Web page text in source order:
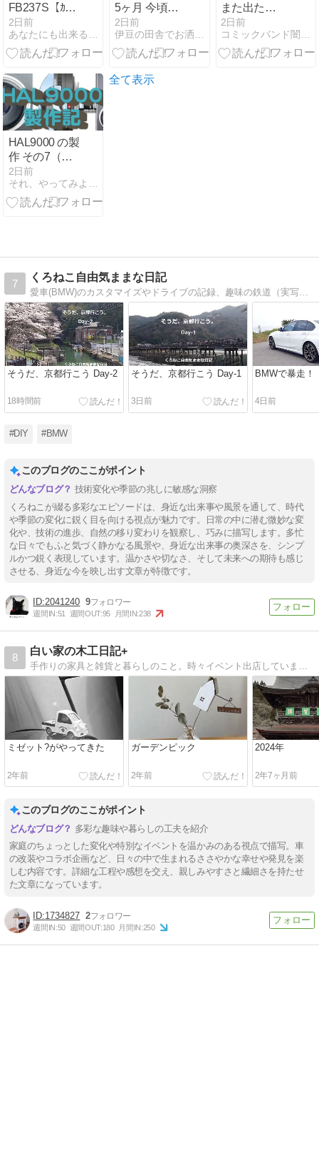
FB237S【ｶｰﾄ
ﾘｯｼﾞ交換方
法】 台所 切替
ｼｬﾜｰ付ｼﾝｸﾞﾙﾚ
＜水が止まら
ない。＞修理
方法 ※ﾀｶﾗｽﾀﾝ
ﾀﾞｰﾄﾞ製ｼｽﾃﾑｷｯ
ﾁﾝ用水栓
2日前
あなたにも出来るかも？水道修理のブログ
5ヶ月 今頃実
って大丈夫？
と毎年心配に
なります
2日前
伊豆の田舎でお洒落に暮らす
また出た
な！？憎い緑
のアンチクシ
ョウ！
2日前
コミックバンド闇鍋 鍋汁研究室
HAL9000 の製
作 その7（魚
眼レンズの試
作）
2日前
それ、やってみよう！
全て表示
7
くろねこ自由気ままな日記
そうだ、京都行こう Day-2
18時間前
そうだ、京都行こう Day-1
3日前
BMWで暴走！
4日前
#DIY #BMW
このブログのここがポイント
技術変化や季節の兆しに敏感な洞察
くろねこが綴る多彩なエピソードは、身近な出来事や風景を通して、時代
や季節の変化に鋭く目を向ける視点が魅力です。日常の中に潜む微妙な変
化や、技術の進歩、自然の移り変わりを観察し、巧みに描写します。多忙
な日々でもふと気づく静かなる風景や、身近な出来事の奥深さを、シンプ
ルかつ鋭く表現しています。温かさや切なさ、そして未来への期待も感じ
させる、身近な今を映し出す文章が特徴です。
2041240 9
週間IN:51 週間OUT:95 月間IN:238
8
白い家の木工日記+
手作りの家具と雑貨と暮らしのこと。時々イベント出店しています。
ミゼット?がやってきた
2年前
ガーデンピック
2年前
2024年
2年7ヶ月前
このブログのここがポイント
多彩な趣味や暮らしの工夫を紹介
家庭のちょっとした変化や特別なイベントを温かみのある視点で描写。車
の改装やコラボ企画など、日々の中で生まれるささやかな幸せや発見を楽
しむ内容です。詳細な工程や感想を交え、親しみやすさと繊細さを持たせ
た文章になっています。
1734827 2
週間IN:50 週間OUT:180 月間IN:250